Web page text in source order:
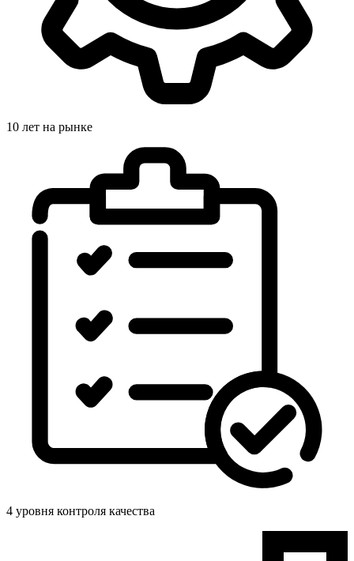
10 лет на рынке
4 уровня контроля качества